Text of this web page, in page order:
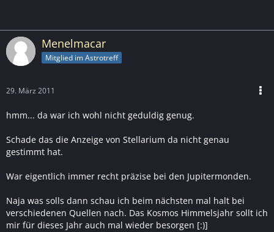
Menelmacar
Mitglied im Astrotreff
29. März 2011
hmm... da war ich wohl nicht geduldig genug.
Schade das die Anzeige von Stellarium da nicht genau
gestimmt hat.
War eigentlich immer recht präzise bei den Jupitermonden.
Naja was solls dann schau ich beim nächsten mal halt bei
verschiedenen Quellen nach. Das Kosmos Himmelsjahr sollt ich
mir für dieses Jahr auch mal wieder besorgen [:)]